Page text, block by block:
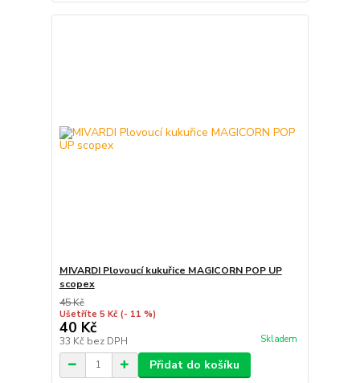
MIVARDI Plovoucí kukuřice MAGICORN POP UP
scopex
45 Kč
Ušetříte 5 Kč (- 11 %)
40 Kč
33 Kč bez DPH Skladem
Přidat do košíku